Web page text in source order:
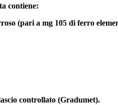
contiene:
(pari a mg 105 di ferro
controllato (Gradumet).